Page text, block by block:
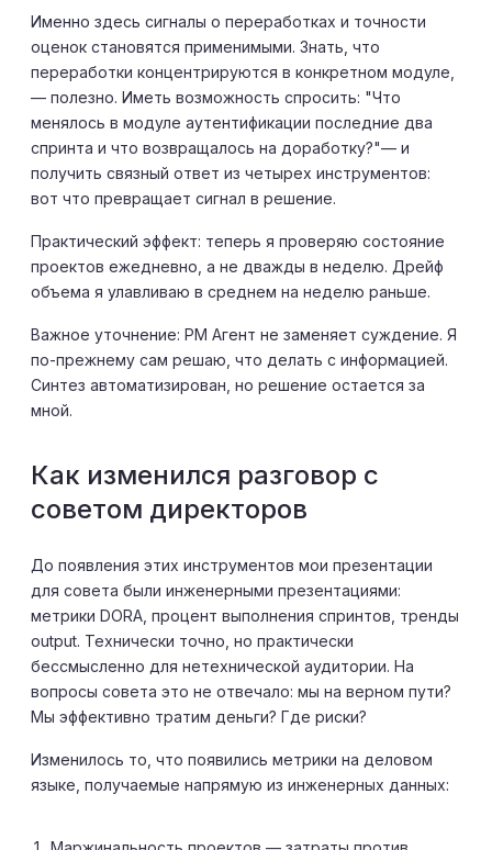
Именно здесь сигналы о переработках и точности
оценок становятся применимыми. Знать, что
переработки концентрируются в конкретном модуле,
— полезно. Иметь возможность спросить: "Что
менялось в модуле аутентификации последние два
спринта и что возвращалось на доработку?"— и
получить связный ответ из четырех инструментов:
вот что превращает сигнал в решение.
Практический эффект: теперь я проверяю состояние
проектов ежедневно, а не дважды в неделю. Дрейф
объема я улавливаю в среднем на неделю раньше.
Важное уточнение: PM Агент не заменяет суждение. Я
по-прежнему сам решаю, что делать с информацией.
Синтез автоматизирован, но решение остается за
мной.
Как изменился разговор с
советом директоров
До появления этих инструментов мои презентации
для совета были инженерными презентациями:
метрики DORA, процент выполнения спринтов, тренды
output. Технически точно, но практически
бессмысленно для нетехнической аудитории. На
вопросы совета это не отвечало: мы на верном пути?
Мы эффективно тратим деньги? Где риски?
Изменилось то, что появились метрики на деловом
языке, получаемые напрямую из инженерных данных: